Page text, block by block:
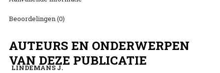
Beoordelingen (0)
AUTEURS EN ONDERWERPEN
VAN DEZE PUBLICATIE
LINDEMANS J.